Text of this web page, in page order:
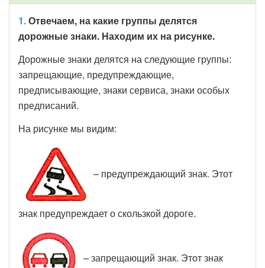
1.Отвечаем, на какие группы делятся
дорожные знаки. Находим их на рисунке.
Дорожные знаки делятся на следующие группы:
запрещающие, предупреждающие,
предписывающие, знаки сервиса, знаки особых
предписаний.
На рисунке мы видим:
– предупреждающий знак. Этот
знак предупреждает о скользкой дороге.
– запрещающий знак. Этот знак